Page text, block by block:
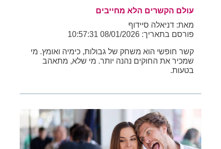
עולם הקשרים הלא מחייבים
מאת: דניאלה סיידוף
פורסם בתאריך: 08/01/2026 10:57:31
קשר חופשי הוא משחק של גבולות, כימיה ואומץ. מי
שמכיר את החוקים נהנה יותר. מי שלא, מתאהב
בטעות.